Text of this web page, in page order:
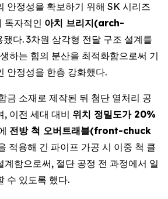
안정성을 확보하기 위해 SK 시리즈
자적인 아치 브리지(arch-
됐다. 3차원 삼각형 전달 구조 설계를
하는 힘의 분산을 최적화함으로써 기
안정성을 한층 강화했다.
금 소재로 제작된 뒤 첨단 열처리 공
, 이전 세대 대비 위치 정밀도가 20%
전방 척 오버트래블(front-chuck
적용해 긴 파이프 가공 시 이중 척 클
계함으로써, 절단 공정 전 과정에서 일
수 있도록 했다.